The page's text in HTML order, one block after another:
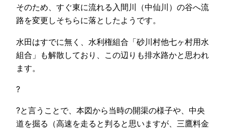
そのため、すぐ東に流れる入間川（中仙川）の谷へ流
路を変更しそちらに落としたようです。
水田はすでに無く、水利権組合「砂川村他七ヶ村用水
組合」も解散しており、この辺りも排水路かと思われ
ます。
?
?と言うことで、本図から当時の開渠の様子や、中央
道を掘る（高速を走ると判ると思いますが、三鷹料金